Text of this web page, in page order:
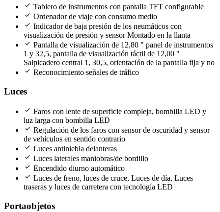
check Tablero de instrumentos con pantalla TFT configurable
check Ordenador de viaje con consumo medio
check Indicador de baja presión de los neumáticos con
visualización de presión y sensor Montado en la llanta
check Pantalla de visualización de 12,80 " panel de instrumentos
1 y 32,5, pantalla de visualización táctil de 12,00 "
Salpicadero central 1, 30,5, orientación de la pantalla fija y no
check Reconocimiento señales de tráfico
Luces
check Faros con lente de superficie compleja, bombilla LED y
luz larga con bombilla LED
check Regulación de los faros con sensor de oscuridad y sensor
de vehículos en sentido contrario
check Luces antiniebla delanteras
check Luces laterales maniobras/de bordillo
check Encendido diurno automático
check Luces de freno, luces de cruce, Luces de día, Luces
traseras y luces de carretera con tecnología LED
Portaobjetos